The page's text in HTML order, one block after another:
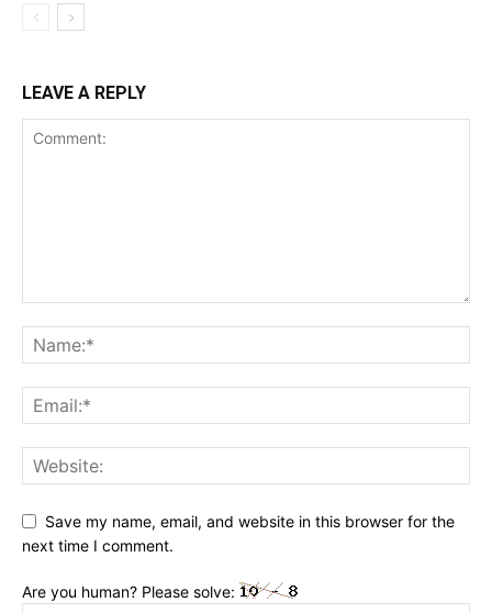
LEAVE A REPLY
Save my name, email, and website in this browser for the
next time I comment.
Are you human? Please solve: